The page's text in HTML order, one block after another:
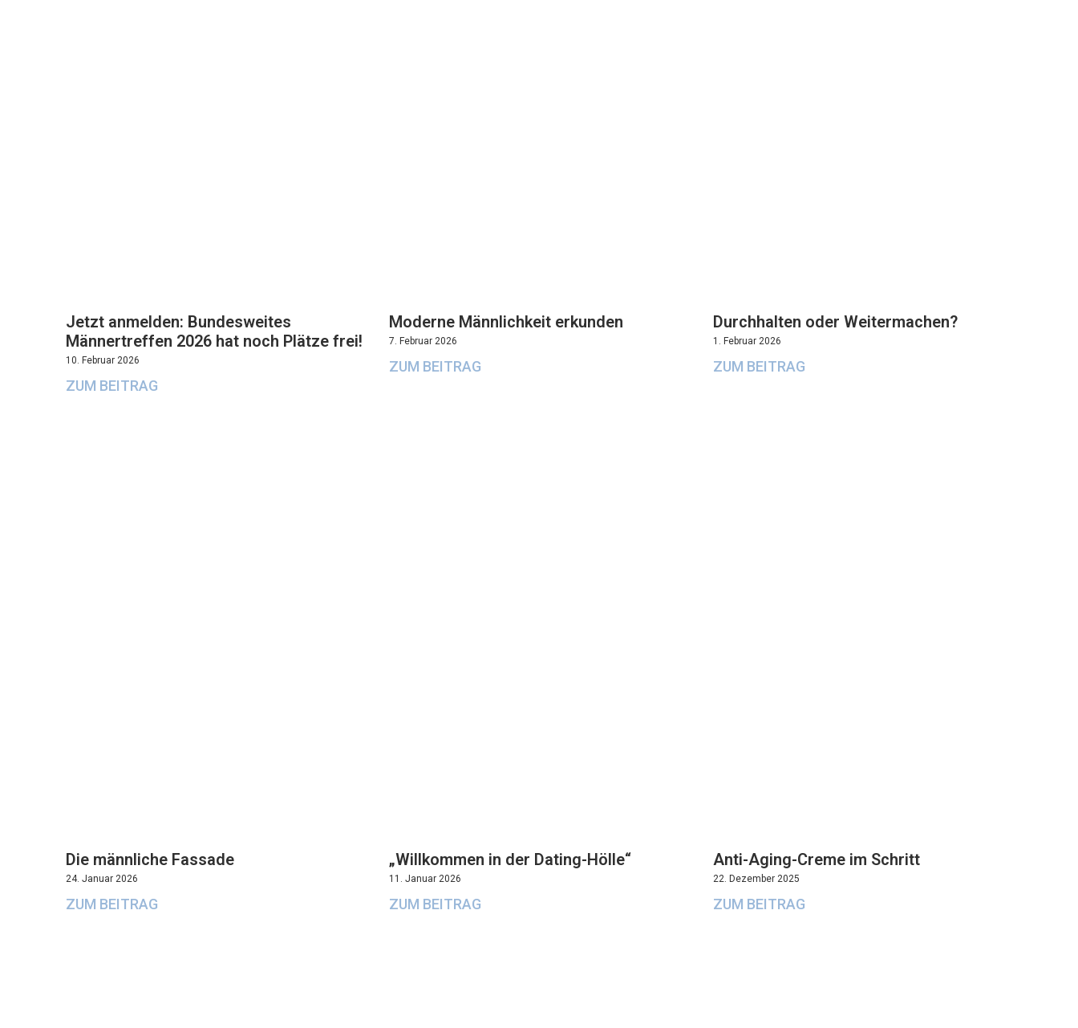
Jetzt anmelden: Bundesweites
Männertreffen 2026 hat noch Plätze frei!
10. Februar 2026
ZUM BEITRAG
Moderne Männlichkeit erkunden
7. Februar 2026
ZUM BEITRAG
Durchhalten oder Weitermachen?
1. Februar 2026
ZUM BEITRAG
Die männliche Fassade
24. Januar 2026
ZUM BEITRAG
„Willkommen in der Dating-Hölle“
11. Januar 2026
ZUM BEITRAG
Anti-Aging-Creme im Schritt
22. Dezember 2025
ZUM BEITRAG